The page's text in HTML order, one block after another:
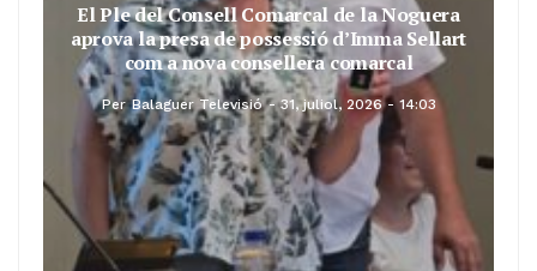
El Ple del Consell Comarcal de la Noguera
aprova la presa de possessió d’Imma Sellart
com a nova consellera comarcal
Per Balaguer Televisió 31, juliol, 2026 - 14:03